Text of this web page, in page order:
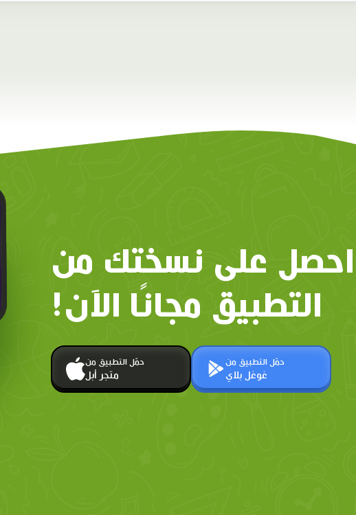
احصل على نسختك من
التطبيق مجانًا الآن!
حمّل التطبيق من
متجر أبل
حمّل التطبيق من
غوغل بلاي